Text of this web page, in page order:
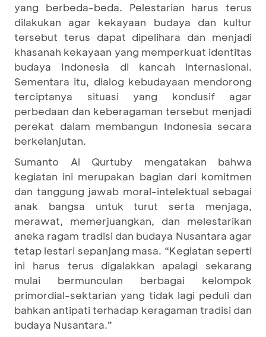
yang berbeda-beda. Pelestarian harus terus
dilakukan agar kekayaan budaya dan kultur
tersebut terus dapat dipelihara dan menjadi
khasanah kekayaan yang memperkuat identitas
budaya Indonesia di kancah internasional.
Sementara itu, dialog kebudayaan mendorong
terciptanya situasi yang kondusif agar
perbedaan dan keberagaman tersebut menjadi
perekat dalam membangun Indonesia secara
berkelanjutan.
Sumanto Al Qurtuby mengatakan bahwa
kegiatan ini merupakan bagian dari komitmen
dan tanggung jawab moral-intelektual sebagai
anak bangsa untuk turut serta menjaga,
merawat, memerjuangkan, dan melestarikan
aneka ragam tradisi dan budaya Nusantara agar
tetap lestari sepanjang masa. “Kegiatan seperti
ini harus terus digalakkan apalagi sekarang
mulai bermunculan berbagai kelompok
primordial-sektarian yang tidak lagi peduli dan
bahkan antipati terhadap keragaman tradisi dan
budaya Nusantara.”